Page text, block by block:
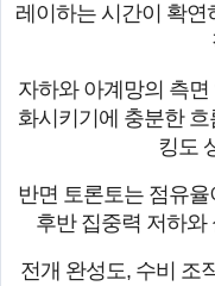
레이하는 시간이 확연
자하와 아계망의 측
화시키기에 충분한 흐
킹도
반면 토론토는 점유
후반 집중력 저하와
전개 완성도, 수비 조